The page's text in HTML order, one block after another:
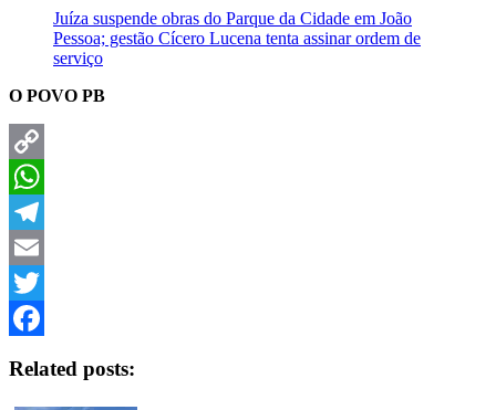
Juíza suspende obras do Parque da Cidade em João
Pessoa; gestão Cícero Lucena tenta assinar ordem de
serviço
O POVO PB
Copy
Link
WhatsApp
Telegram
Email
Twitter
Related posts: